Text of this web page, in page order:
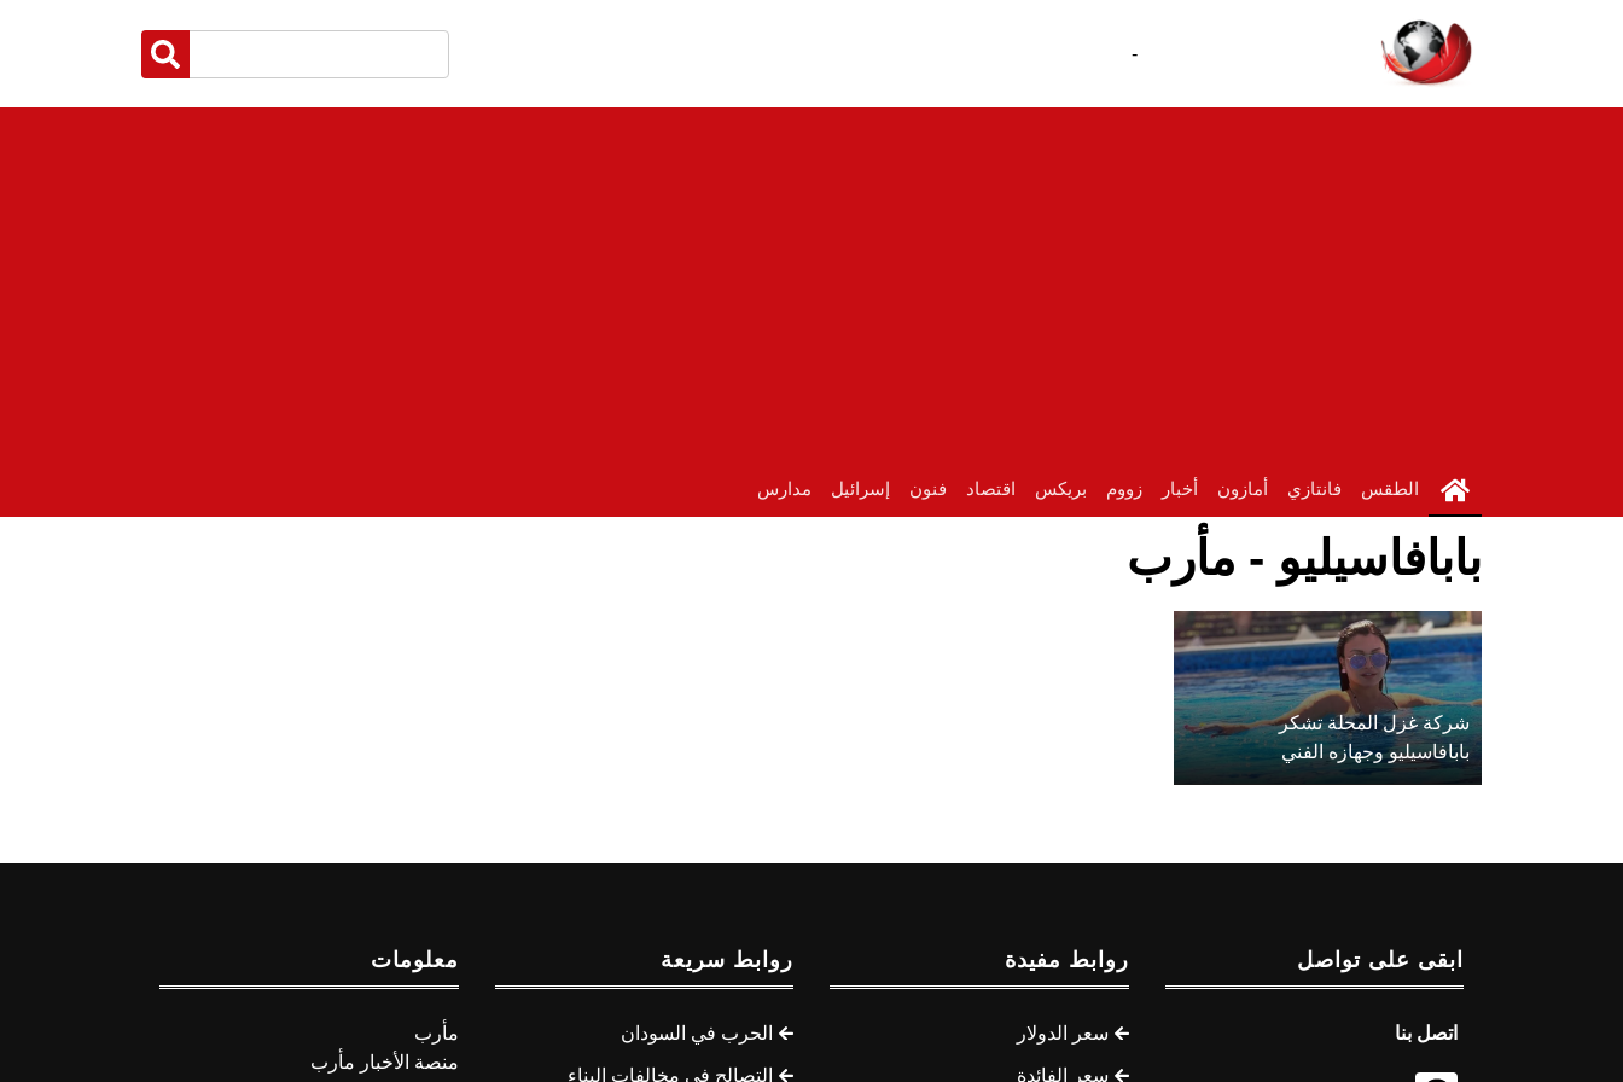
-
الطقس فانتازي أمازون أخبار زووم بريكس اقتصاد فنون إسرائيل مدارس
بابافاسيليو - مأرب
شركة غزل المحلة تشكر
بابافاسيليو وجهازه الفني
ابقى على تواصل
اتصل بنا
روابط مفيدة
سعر الدولار
سعر الفائدة
روابط سريعة
الحرب في السودان
التصالح في مخالفات البناء
معلومات
مأرب
منصة الأخبار مأرب